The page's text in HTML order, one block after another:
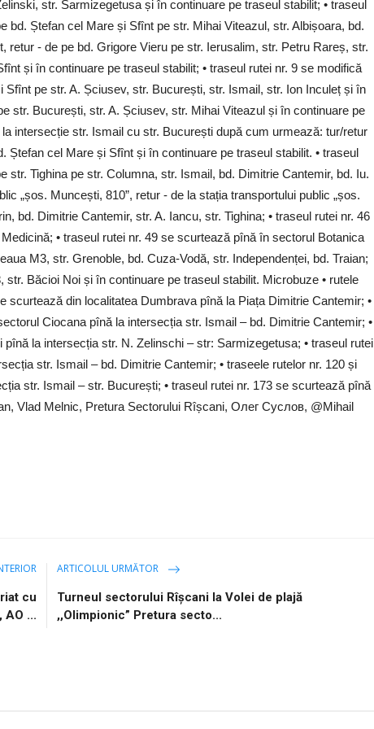
str. Sarmizegetusa și în continuare pe traseul stabilit; • traseul
bd. Ștefan cel Mare și Sfînt pe str. Mihai Viteazul, str. Albișoara, bd.
retur - de pe bd. Grigore Vieru pe str. Ierusalim, str. Petru Rareș, str.
și în continuare pe traseul stabilit; • traseul rutei nr. 9 se modifică
pe str. A. Șciusev, str. București, str. Ismail, str. Ion Inculeț și în
str. București, str. A. Șciusev, str. Mihai Viteazul și în continuare pe
intersecție str. Ismail cu str. București după cum urmează: tur/retur
Ștefan cel Mare și Sfînt și în continuare pe traseul stabilit. • traseul
str. Tighina pe str. Columna, str. Ismail, bd. Dimitrie Cantemir, bd. Iu.
„șos. Muncești, 810”, retur - de la stația transportului public „șos.
bd. Dimitrie Cantemir, str. A. Iancu, str. Tighina; • traseul rutei nr. 46
• traseul rutei nr. 49 se scurtează pînă în sectorul Botanica
M3, str. Grenoble, bd. Cuza-Vodă, str. Independenței, bd. Traian;
Băcioi Noi și în continuare pe traseul stabilit. Microbuze • rutele
scurtează din localitatea Dumbrava pînă la Piața Dimitrie Cantemir; •
Ciocana pînă la intersecția str. Ismail – bd. Dimitrie Cantemir; •
la intersecția str. N. Zelinschi – str: Sarmizegetusa; • traseul rutei
str. Ismail – bd. Dimitrie Cantemir; • traseele rutelor nr. 120 și
str. Ismail – str. București; • traseul rutei nr. 173 se scurtează pînă
Vlad Melnic, Pretura Sectorului Rîșcani, Олег Суслов, @Mihail
cu
AO ...
ARTICOLUL URMĂTOR
Turneul sectorului Rîșcani la Volei de plajă
,,Olimpionic” Pretura secto...